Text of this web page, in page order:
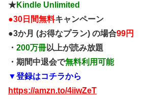
★Kindle Unlimited
●30日間無料キャンペーン
●3か月 (お得なプラン) の場合99円
・ 200万冊以上が読み放題
・期間中退会で無料利用可能
▼登録はコチラから
https://amzn.to/4iiwZeT